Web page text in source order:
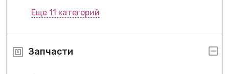
Еще 11 категорий
Запчасти